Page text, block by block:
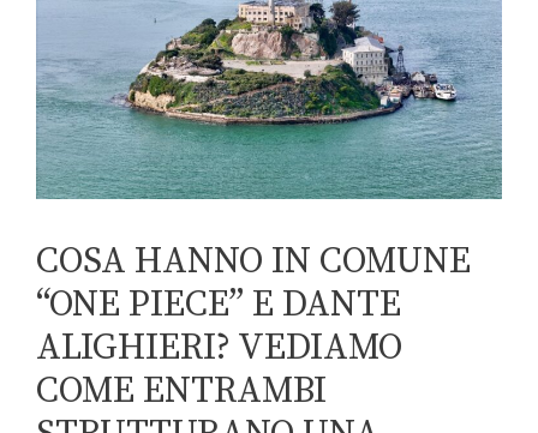
COSA HANNO IN COMUNE
“ONE PIECE” E DANTE
ALIGHIERI? VEDIAMO
COME ENTRAMBI